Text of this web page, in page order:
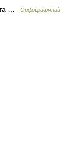
…
Орфографічний